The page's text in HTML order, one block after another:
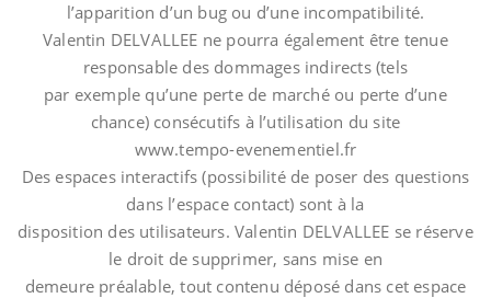
l’apparition d’un bug ou d’une incompatibilité.
Valentin DELVALLEE ne pourra également être tenue
responsable des dommages indirects (tels
par exemple qu’une perte de marché ou perte d’une
chance) consécutifs à l’utilisation du site
www.tempo-evenementiel.fr
Des espaces interactifs (possibilité de poser des questions
dans l’espace contact) sont à la
disposition des utilisateurs. Valentin DELVALLEE se réserve
le droit de supprimer, sans mise en
demeure préalable, tout contenu déposé dans cet espace